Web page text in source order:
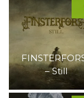
– Still